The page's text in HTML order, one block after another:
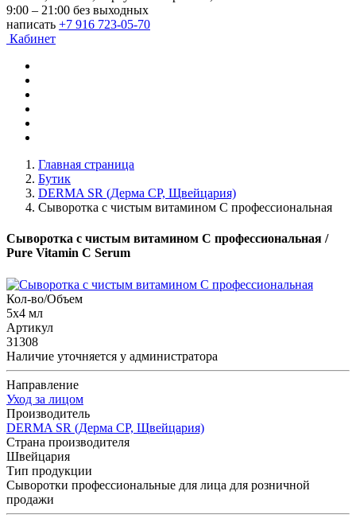
9:00 – 21:00 без выходных
написать +7 916 723-05-70
Кабинет
Главная страница
Бутик
DERMA SR (Дерма СР, Щвейцария)
Сыворотка с чистым витамином С профессиональная
Сыворотка с чистым витамином С профессиональная /
Pure Vitamin C Serum
Кол-во/Объем
5х4 мл
Артикул
31308
Наличие уточняется у администратора
Направление
Уход за лицом
Производитель
DERMA SR (Дерма СР, Щвейцария)
Страна производителя
Швейцария
Тип продукции
Сыворотки профессиональные для лица для розничной
продажи